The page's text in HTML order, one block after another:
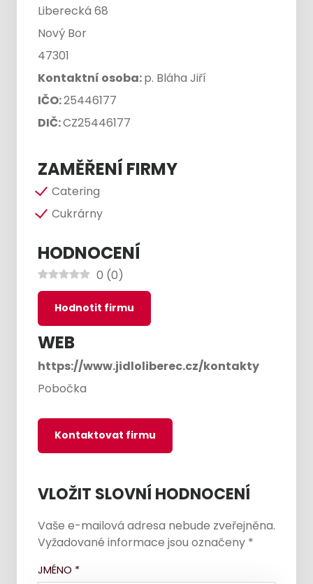
Liberecká 68
Nový Bor
47301
Kontaktní osoba:p. Bláha Jiří
IČO:25446177
DIČ:CZ25446177
ZAMĚŘENÍ FIRMY
Catering
Cukrárny
HODNOCENÍ
0 (0)
Hodnotit firmu
WEB
https://www.jidloliberec.cz/kontakty
Pobočka
Kontaktovat firmu
VLOŽIT SLOVNÍ HODNOCENÍ
Vaše e-mailová adresa nebude zveřejněna.
Vyžadované informace jsou označeny *
JMÉNO *